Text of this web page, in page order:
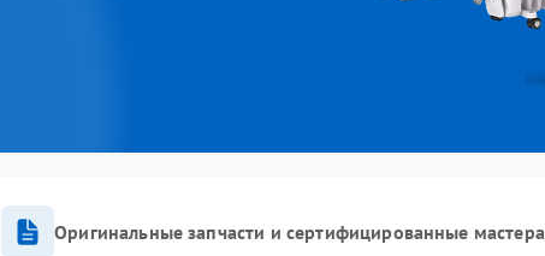
Оригинальные запчасти и сертифицированные мастера